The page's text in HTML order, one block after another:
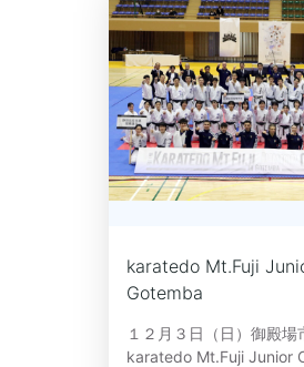
karatedo Mt.Fuji
Gotemba
１２月３日（日）御殿
karatedo Mt.Fuji Junior